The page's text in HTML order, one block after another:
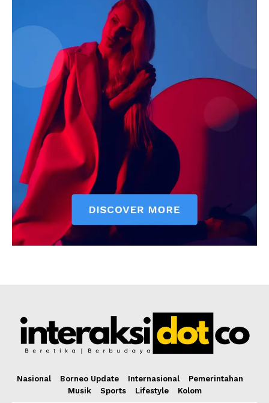
Nasional Borneo Update Internasional
Pemerintahan
Musik
Sports Lifestyle Kolom